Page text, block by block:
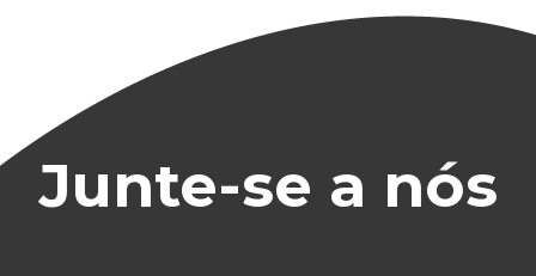
Junte-se a nós